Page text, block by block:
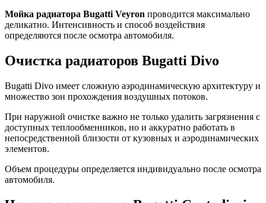
Мойка радиатора Bugatti Veyron проводится максимально
деликатно. Интенсивность и способ воздействия
определяются после осмотра автомобиля.
Очистка радиаторов Bugatti Divo
Bugatti Divo имеет сложную аэродинамическую архитектуру и
множество зон прохождения воздушных потоков.
При наружной очистке важно не только удалить загрязнения с
доступных теплообменников, но и аккуратно работать в
непосредственной близости от кузовных и аэродинамических
элементов.
Объем процедуры определяется индивидуально после осмотра
автомобиля.